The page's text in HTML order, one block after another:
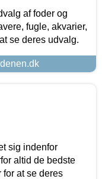
af foder og
fugle, akvarier,
se deres udvalg.
sig indenfor
altid de bedste
for at se deres